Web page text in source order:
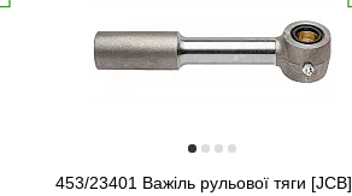
453/23401 Важіль рульової тяги [JCB]